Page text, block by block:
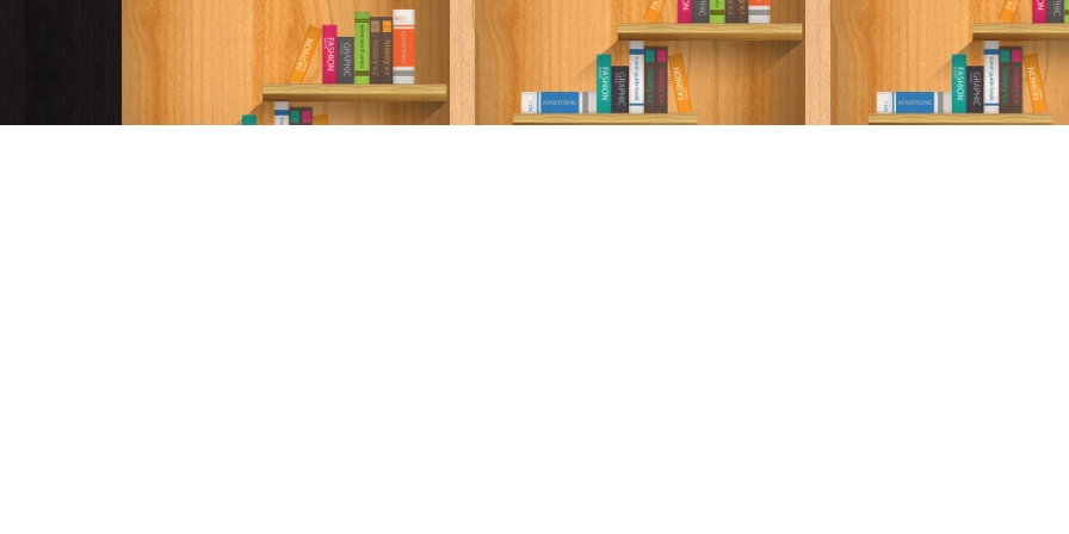
الخصوصية اتصل بناكتب pdf · Privacy
الحقوق محفوظة لأصحابها ..
اذا رأيت كتاب له حقوق ملكيه فضلاً اضغط هنا وأبلغنا فوراً
موسوعة الإبداع